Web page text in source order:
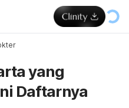
yang
Daftarnya